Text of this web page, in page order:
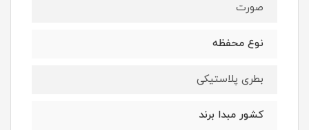
صورت
نوع محفظه
بطری پلاستیکی
کشور مبدا برند